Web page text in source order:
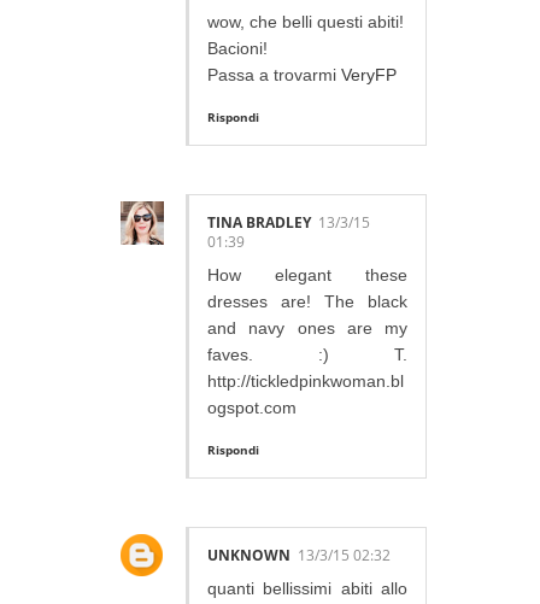
wow, che belli questi abiti!
Bacioni!
Passa a trovarmi VeryFP
Rispondi
TINA BRADLEY 13/3/15
01:39
How elegant these
dresses are! The black
and navy ones are my
faves. :) T.
http://tickledpinkwoman.bl
ogspot.com
Rispondi
UNKNOWN 13/3/15 02:32
quanti bellissimi abiti allo